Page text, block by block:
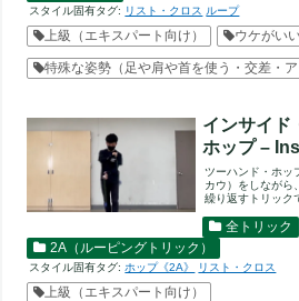
スタイル固有タグ: リスト・クロス ループ
上級（エキスパート向け） ウケがい
特殊な姿勢（足や肩や首を使う・交差・ア
インサイド
ホップ –
ツーハンド・ホッ
カウ）をしなが
繰り返すトリック
全トリック
2A（ルーピングトリック）
スタイル固有タグ: ホップ《2A》 リスト・クロス
上級（エキスパート向け）